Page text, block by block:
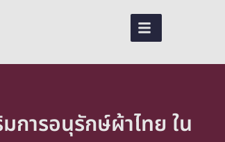
การอนุรักษ์ผ้าไทย ใน